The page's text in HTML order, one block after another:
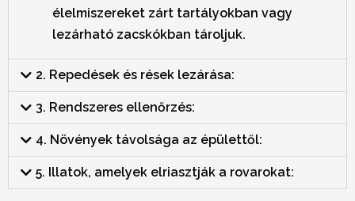
élelmiszereket zárt tartályokban vagy
lezárható zacskókban tároljuk.
2. Repedések és rések lezárása:
3. Rendszeres ellenőrzés:
4. Növények távolsága az épülettől:
5. Illatok, amelyek elriasztják a rovarokat: